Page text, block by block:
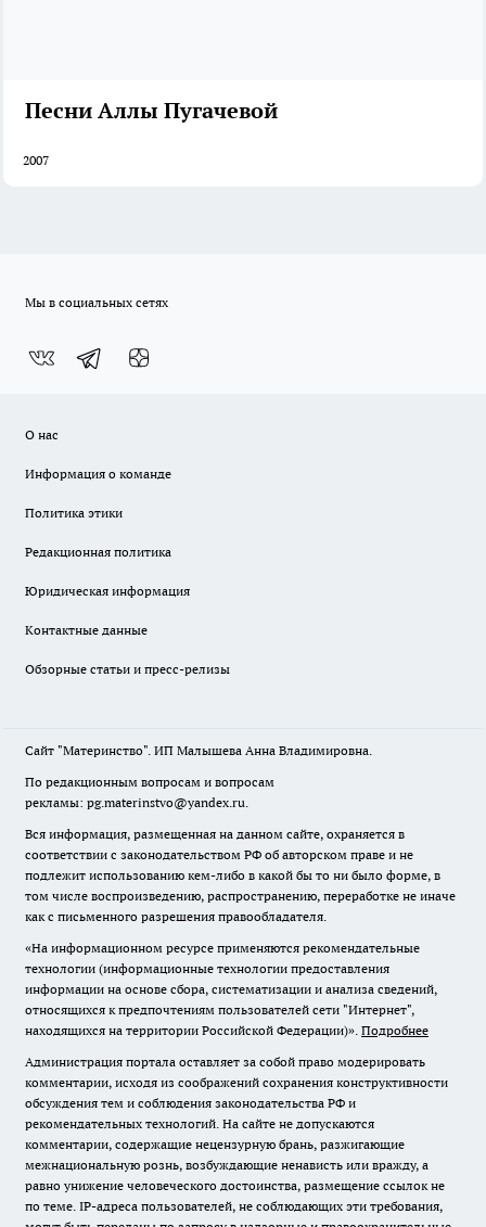
Песни Аллы Пугачевой
2007
Мы в социальных сетях
О нас
Информация о команде
Политика этики
Редакционная политика
Юридическая информация
Контактные данные
Обзорные статьи и пресс-релизы
Сайт "Материнство". ИП Малышева Анна Владимировна.
По редакционным вопросам и вопросам
рекламы: pg.materinstvo@yandex.ru.
Вся информация, размещенная на данном сайте, охраняется в
соответствии с законодательством РФ об авторском праве и не
подлежит использованию кем-либо в какой бы то ни было форме, в
том числе воспроизведению, распространению, переработке не иначе
как с письменного разрешения правообладателя.
«На информационном ресурсе применяются рекомендательные
технологии (информационные технологии предоставления
информации на основе сбора, систематизации и анализа сведений,
относящихся к предпочтениям пользователей сети "Интернет",
находящихся на территории Российской Федерации)». Подробнее
Администрация портала оставляет за собой право модерировать
комментарии, исходя из соображений сохранения конструктивности
обсуждения тем и соблюдения законодательства РФ и
рекомендательных технологий. На сайте не допускаются
комментарии, содержащие нецензурную брань, разжигающие
межнациональную рознь, возбуждающие ненависть или вражду, а
равно унижение человеческого достоинства, размещение ссылок не
по теме. IP-адреса пользователей, не соблюдающих эти требования,